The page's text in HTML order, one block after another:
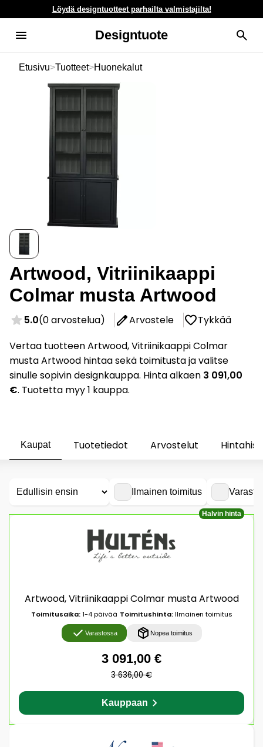
Löydä designtuotteet parhailta valmistajilta!
Designtuote
Etusivu>Tuotteet>Huonekalut
Artwood, Vitriinikaappi
Colmar musta Artwood
5.0(0 arvostelua) Arvostele
Tykkää
Vertaa tuotteen Artwood, Vitriinikaappi Colmar
musta Artwood hintaa sekä toimitusta ja valitse
sinulle sopivin designkauppa. Hinta alkaen 3 091,00
€. Tuotetta myy 1 kauppa.
Kaupat Tuotetiedot Arvostelut
Ilmainen toimitus
Halvin hinta
Artwood, Vitriinikaappi Colmar musta Artwood
Toimitusaika:1-4 päivää Toimitushinta:Ilmainen toimitus
Varastossa Nopea toimitus
3 091,00 €
3 636,00 €
Kauppaan